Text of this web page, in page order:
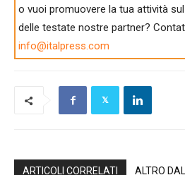
o vuoi promuovere la tua attività
delle testate nostre partner?
info@italpress.com
ARTICOLI CORRELATI ALTRO